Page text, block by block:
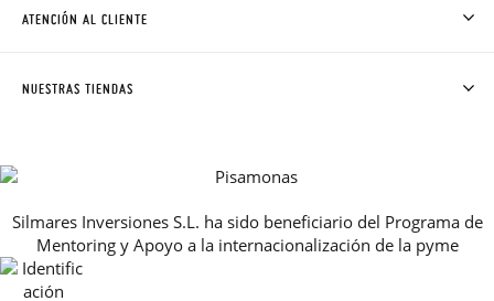
CÓMO COMPRAR
AVISO LEGAL, PRIVACIDAD Y COOKIES
GUIA DE TALLAS
REBAJAS
ATENCIÓN AL CLIENTE
NUESTRAS TIENDAS
Silmares Inversiones S.L. ha sido beneficiario del Programa de
Mentoring y Apoyo a la internacionalización de la pyme